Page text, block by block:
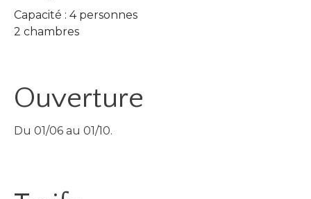
Capacité : 4 personnes
2 chambres
Ouverture
Du 01/06 au 01/10.